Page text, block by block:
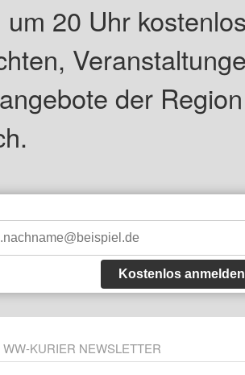
um 20 Uhr
der
Kostenlos anmelden
KURIER NEWSLETTER